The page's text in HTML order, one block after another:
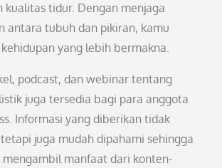
kualitas tidur. Dengan menjaga
antara tubuh dan pikiran, kamu
yang lebih bermakna.
podcast, dan webinar tentang
juga tersedia bagi para anggota
Informasi yang diberikan tidak
juga mudah dipahami sehingga
mengambil manfaat dari konten-